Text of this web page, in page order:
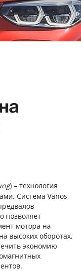
) – технология
Система Vanos
позволяет
мотора на
высоких оборотах,
экономию